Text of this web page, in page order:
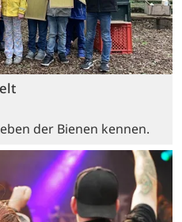
der Bienen kennen.